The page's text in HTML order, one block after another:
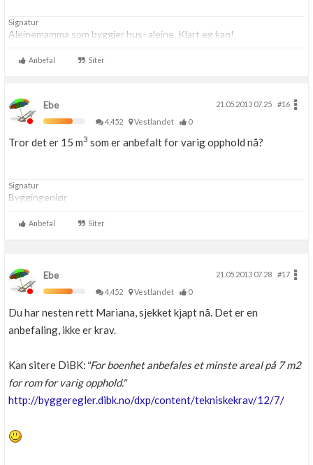
Signatur
Aleinemamma som byggjer hus- aleine. Klart eg kan!
Anbefal Siter
Ebe 21.05.2013 07.25
#16
4,452
Vestlandet 0
Tror det er 15 m3 som er anbefalt for varig opphold nå?
Signatur
Byggingeniør
Anbefal Siter
Ebe 21.05.2013 07.28
#17
4,452
Vestlandet 0
Du har nesten rett Mariana, sjekket kjapt nå. Det er en
anbefaling, ikke er krav.
Kan sitere DiBK: "For boenhet anbefales et minste areal på 7 m2
for rom for varig opphold."
http://byggeregler.dibk.no/dxp/content/tekniskekrav/12/7/